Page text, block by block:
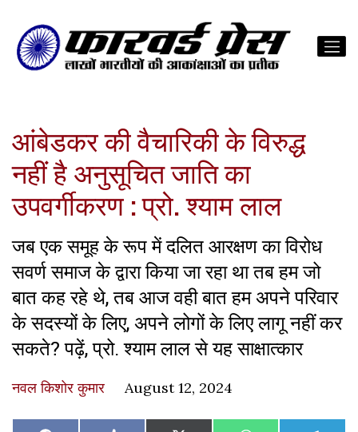
आंबेडकर की वैचारिकी के विरुद्ध
नहीं है अनुसूचित जाति का
उपवर्गीकरण : प्रो. श्याम लाल
जब एक समूह के रूप में दलित आरक्षण का विरोध
सवर्ण समाज के द्वारा किया जा रहा था तब हम जो
बात कह रहे थे, तब आज वही बात हम अपने परिवार
के सदस्यों के लिए, अपने लोगों के लिए लागू नहीं कर
सकते? पढ़ें, प्रो. श्याम लाल से यह साक्षात्कार
नवल किशोर कुमार August 12, 2024